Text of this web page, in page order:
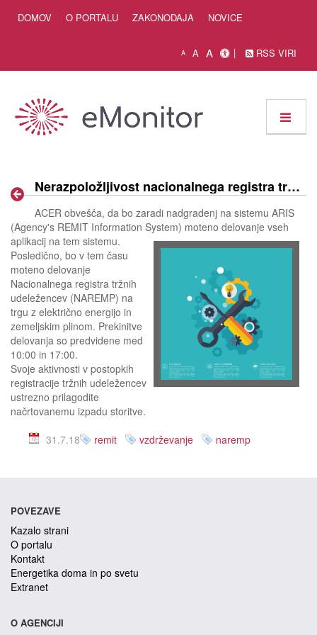
DOMOV O PORTALU ZAKONODAJA NOVICE
A A A RSS VIRI
Nerazpoložljivost nacionalnega registra tržnih udeležencev dne 1. 8. 2018
ACER obvešča, da bo zaradi nadgradenj na sistemu ARIS
(Agency's REMIT Information System) moteno delovanje vseh
aplikacij na tem sistemu.
Posledično, bo v tem času
moteno delovanje
Nacionalnega registra tržnih
udeležencev (NAREMP) na
trgu z električno energijo in
zemeljskim plinom. Prekinitve
delovanja so predvidene med
10:00 in 17:00.
Svoje aktivnosti v postopkih
registracije tržnih udeležencev
ustrezno prilagodite
načrtovanemu izpadu storitve.
31.7.18
remit vzdrževanje naremp
POVEZAVE
Kazalo strani
O portalu
Kontakt
Energetika doma in po svetu
Extranet
O AGENCIJI